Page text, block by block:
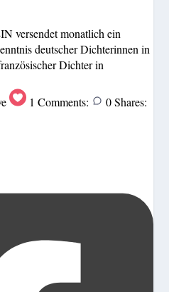
versendet monatlich ein
deutscher Dichterinnen in
Dichter in
1 Comments: 0 Shares: